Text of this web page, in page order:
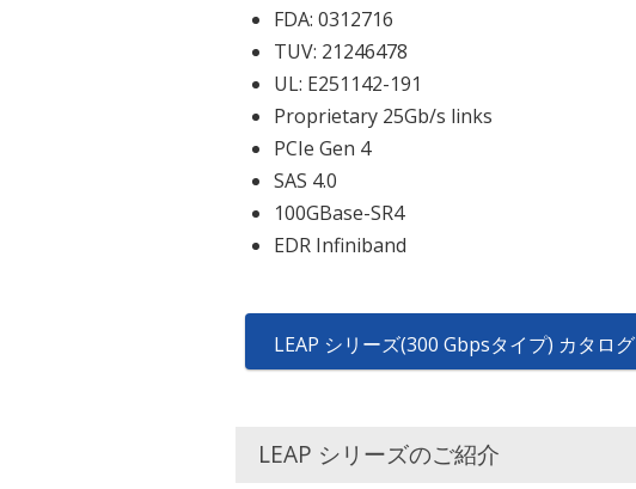
FDA: 0312716
TUV: 21246478
UL: E251142-191
Proprietary 25Gb/s links
PCIe Gen 4
SAS 4.0
100GBase-SR4
EDR Infiniband
LEAP シリーズ(300 Gbpsタイプ) カタログ
LEAP シリーズのご紹介